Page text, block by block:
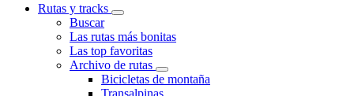
Rutas y tracks
Buscar
Las rutas más bonitas
Las top favoritas
Archivo de rutas
Bicicletas de montaña
Transalpinas